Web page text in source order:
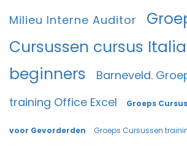
Milieu Interne Auditor
Cursussen cursus
beginners
Barneveld.
training Office Excel
Groeps
voor Gevorderden Groeps Cursussen